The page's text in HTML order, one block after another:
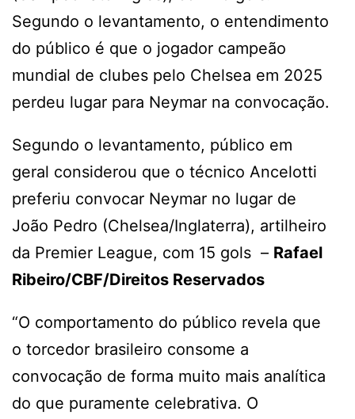
Segundo o levantamento, o entendimento
do público é que o jogador campeão
mundial de clubes pelo Chelsea em 2025
perdeu lugar para Neymar na convocação.
Segundo o levantamento, público em
geral considerou que o técnico Ancelotti
preferiu convocar Neymar no lugar de
João Pedro (Chelsea/Inglaterra), artilheiro
da Premier League, com 15 gols – Rafael
Ribeiro/CBF/Direitos Reservados
“O comportamento do público revela que
o torcedor brasileiro consome a
convocação de forma muito mais analítica
do que puramente celebrativa. O